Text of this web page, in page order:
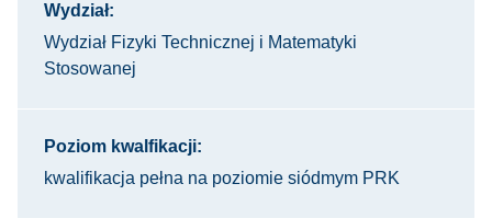
Wydział:
Wydział Fizyki Technicznej i Matematyki
Stosowanej
Poziom kwalfikacji:
kwalifikacja pełna na poziomie siódmym PRK